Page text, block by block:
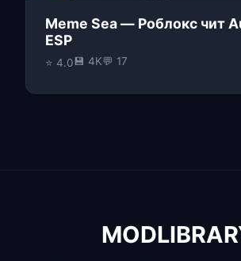
Meme Sea — Роблокс чит
ESP
⭐ 4.0💾 4K💬 17